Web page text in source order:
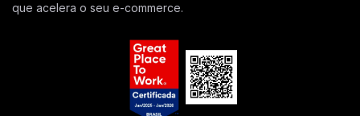
que acelera o seu e-commerce.